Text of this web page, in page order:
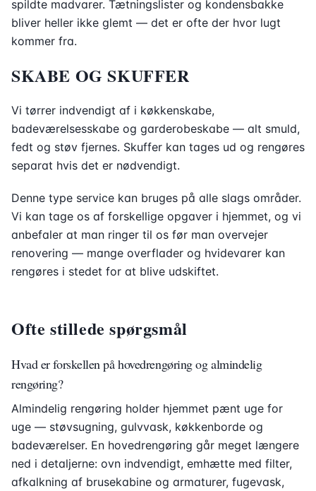
spildte madvarer. Tætningslister og kondensbakke
bliver heller ikke glemt — det er ofte der hvor lugt
kommer fra.
SKABE OG SKUFFER
Vi tørrer indvendigt af i køkkenskabe,
badeværelsesskabe og garderobeskabe — alt smuld,
fedt og støv fjernes. Skuffer kan tages ud og rengøres
separat hvis det er nødvendigt.
Denne type service kan bruges på alle slags områder.
Vi kan tage os af forskellige opgaver i hjemmet, og vi
anbefaler at man ringer til os før man overvejer
renovering — mange overflader og hvidevarer kan
rengøres i stedet for at blive udskiftet.
Ofte stillede spørgsmål
Hvad er forskellen på hovedrengøring og almindelig
rengøring?
Almindelig rengøring holder hjemmet pænt uge for
uge — støvsugning, gulvvask, køkkenborde og
badeværelser. En hovedrengøring går meget længere
ned i detaljerne: ovn indvendigt, emhætte med filter,
afkalkning af brusekabine og armaturer, fugevask,